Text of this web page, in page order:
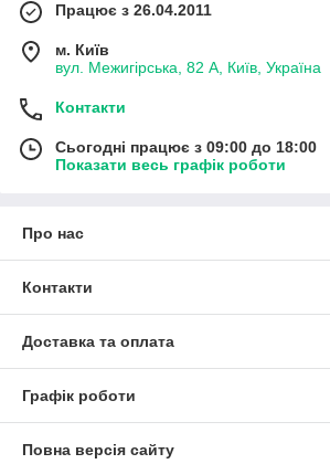
Працює з 26.04.2011
м. Київ
вул. Межигірська, 82 А, Київ, Україна
Контакти
Сьогодні працює з 09:00 до 18:00
Показати весь графік роботи
Про нас
Контакти
Доставка та оплата
Графік роботи
Повна версія сайту